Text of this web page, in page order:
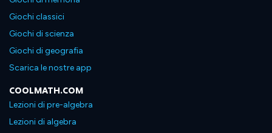
Giochi classici
Giochi di scienza
Giochi di geografia
Scarica le nostre app
COOLMATH.COM
Lezioni di pre-algebra
Lezioni di algebra